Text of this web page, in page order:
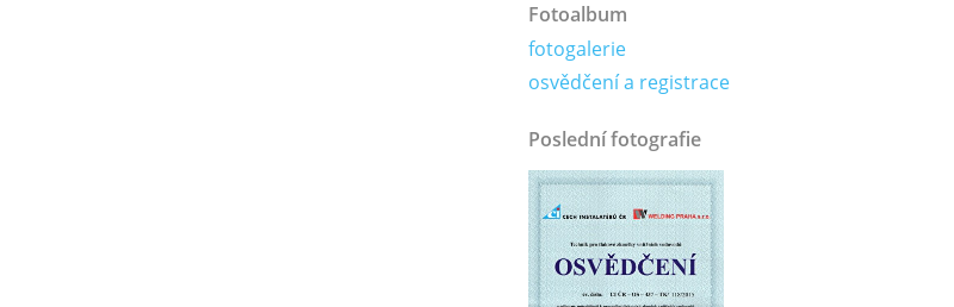
Fotoalbum
fotogalerie
osvědčení a registrace
Poslední fotografie